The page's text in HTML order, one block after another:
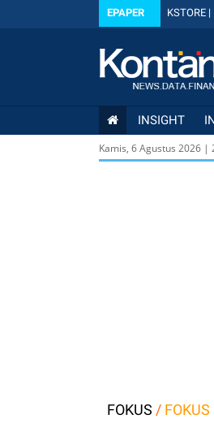
EPAPER KSTORE |
INSIGHT
Kamis, 6 Agustus 2026 |
FOKUS / FOKUS